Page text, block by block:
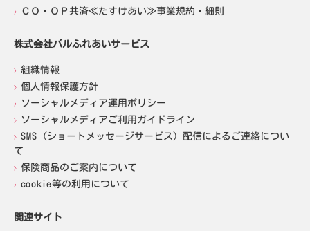
ＣＯ・ＯＰ共済≪たすけあい≫事業規約・細則
株式会社パルふれあいサービス
組織情報
個人情報保護方針
ソーシャルメディア運用ポリシー
ソーシャルメディアご利用ガイドライン
SMS（ショートメッセージサービス）配信によるご連絡につい
て
保険商品のご案内について
cookie等の利用について
関連サイト